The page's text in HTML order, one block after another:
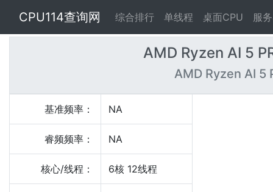
CPU114查询网 综合排行 单线程 桌面CPU 服
AMD Ryzen AI 5
AMD Ryzen AI 5
基准频率： NA
睿频频率： NA
核心/线程： 6核 12线程